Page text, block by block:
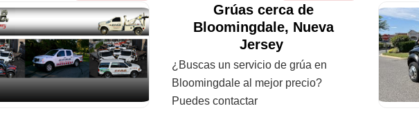
Grúas cerca de
Bloomingdale, Nueva
Jersey
¿Buscas un servicio de grúa en
Bloomingdale al mejor precio?
Puedes contactar